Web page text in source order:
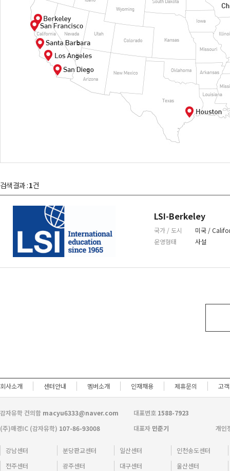
검색결과 :1건
LSI-Berkeley
국가 / 도시
미국 /
운영형태
사설
회사소개 센터안내 멤버소개 인재채용 제휴문의 고
감자유학 건의함 macyu6333@naver.com 대표번호 1588-7923
(주)매경IC (감자유학) 107-86-93008 대표자 민준기 개인
강남센터 분당판교센터 일산센터
인천송도센터
전주센터
광주센터 대구센터 울산센터